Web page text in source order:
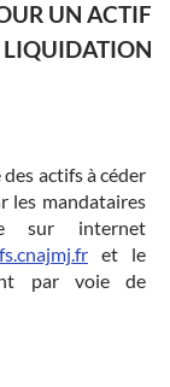
UN ACTIF
actifs à céder
les mandataires
sur internet
et le
par voie de